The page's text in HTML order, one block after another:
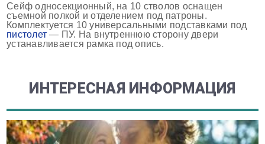
Сейф односекционный, на 10 стволов оснащен
съемной полкой и отделением под патроны.
Комплектуется 10 универсальными подставками под
пистолет — ПУ. На внутреннюю сторону двери
устанавливается рамка под опись.
ИНТЕРЕСНАЯ ИНФОРМАЦИЯ